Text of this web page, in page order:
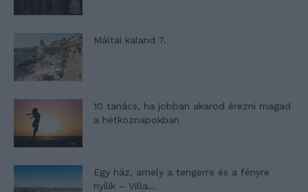
Máltai kaland 7.
10 tanács, ha jobban akarod érezni magad
a hétköznapokban
Egy ház, amely a tengerre és a fényre
nyílik – Villa...